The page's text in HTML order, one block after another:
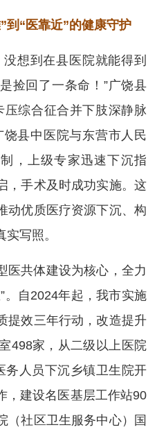
到“医靠近”的健康守护
想到在县医院就能得到
捡回了一条命！”广饶县
压综合征合并下肢深静脉
饶县中医院与东营市人民
，上级专家迅速下沉指
，手术及时成功实施。这
动优质医疗资源下沉、构
写照。
医共体建设为核心，全力
。自2024年起，我市实施
提效三年行动，改造提升
498家，从二级以上医院
务人员下沉乡镇卫生院开
，建设名医基层工作站90
（社区卫生服务中心）国